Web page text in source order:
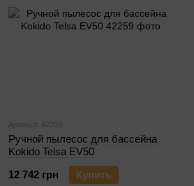
Артикул: 42259
Ручной пылесос для бассейна
Kokido Telsa EV50
12 742 грн
Купить